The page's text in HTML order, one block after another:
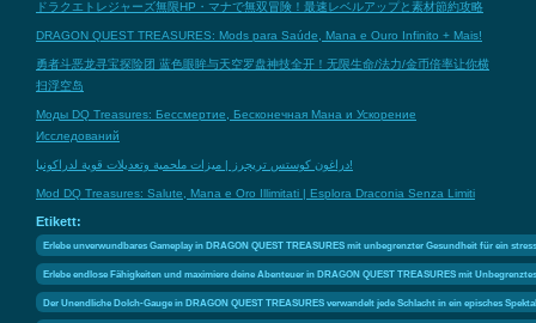
ドラクエトレジャーズ無限HP・マナで無双冒険！最速レベルアップと素材節約攻略
DRAGON QUEST TREASURES: Mods para Saúde, Mana e Ouro Infinito + Mais!
勇者斗恶龙寻宝探险团 蓝色眼眸与天空罗盘神技全开！无限生命/法力/金币倍率让你横
扫浮空岛
Моды DQ Treasures: Бессмертие, Бесконечная Мана и Ускорение
Исследований
دراغون كوستس تريجرز | ميزات ملحمية وتعديلات قوية لدراكونيا!
Mod DQ Treasures: Salute, Mana e Oro Illimitati | Esplora Draconia Senza Limiti
Etikett:
Erlebe unverwundbares Gameplay in DRAGON QUEST TREASURES mit unbegrenzter Gesundheit für ein
Erlebe endlose Fähigkeiten und maximiere deine Abenteuer in DRAGON QUEST TREASURES mit
Der Unendliche Dolch-Gauge in DRAGON QUEST TREASURES verwandelt jede Schlacht in ein episches